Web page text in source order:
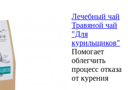
Лечебный чай
Травяной чай
"Для
курильщиков"
Помогает
облегчить
процесс отказа
от курения